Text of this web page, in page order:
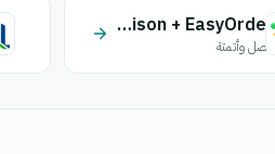
Quick Livraison + EasyOrder
اتصل وأتمتة